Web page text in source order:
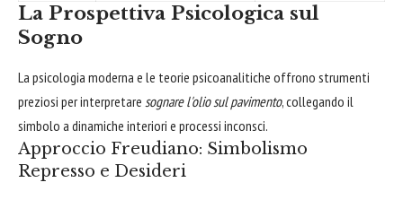
La Prospettiva Psicologica sul
Sogno
La psicologia moderna e le teorie psicoanalitiche offrono strumenti
preziosi per interpretare sognare l'olio sul pavimento, collegando il
simbolo a dinamiche interiori e processi inconsci.
Approccio Freudiano: Simbolismo
Represso e Desideri